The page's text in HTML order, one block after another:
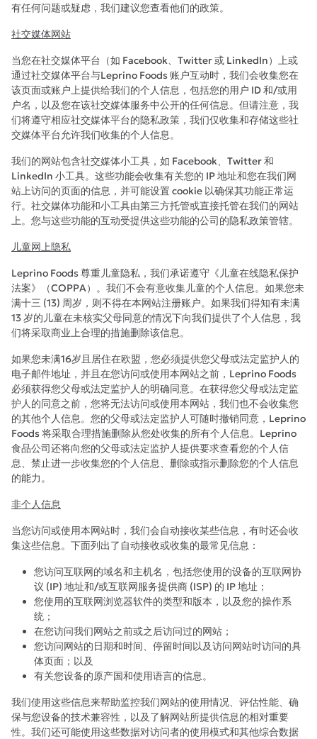
有任何问题或疑虑，我们建议您查看他们的政策。
社交媒体网站
当您在社交媒体平台（如 Facebook、Twitter 或 LinkedIn）上或
通过社交媒体平台与Leprino Foods 账户互动时，我们会收集您在
该页面或账户上提供给我们的个人信息，包括您的用户 ID 和/或用
户名，以及您在该社交媒体服务中公开的任何信息。但请注意，我
们将遵守相应社交媒体平台的隐私政策，我们仅收集和存储这些社
交媒体平台允许我们收集的个人信息。
我们的网站包含社交媒体小工具，如 Facebook、Twitter 和
LinkedIn 小工具。这些功能会收集有关您的 IP 地址和您在我们网
站上访问的页面的信息，并可能设置 cookie 以确保其功能正常运
行。社交媒体功能和小工具由第三方托管或直接托管在我们的网站
上。您与这些功能的互动受提供这些功能的公司的隐私政策管辖。
儿童网上隐私
Leprino Foods 尊重儿童隐私，我们承诺遵守《儿童在线隐私保护
法案》（COPPA）。我们不会有意收集儿童的个人信息。如果您未
满十三 (13) 周岁，则不得在本网站注册账户。如果我们得知有未满
13 岁的儿童在未核实父母同意的情况下向我们提供了个人信息，我
们将采取商业上合理的措施删除该信息。
如果您未满16岁且居住在欧盟，您必须提供您父母或法定监护人的
电子邮件地址，并且在您访问或使用本网站之前，Leprino Foods
必须获得您父母或法定监护人的明确同意。在获得您父母或法定监
护人的同意之前，您将无法访问或使用本网站，我们也不会收集您
的其他个人信息。您的父母或法定监护人可随时撤销同意，Leprino
Foods 将采取合理措施删除从您处收集的所有个人信息。Leprino
食品公司还将向您的父母或法定监护人提供要求查看您的个人信
息、禁止进一步收集您的个人信息、删除或指示删除您的个人信息
的能力。
非个人信息
当您访问或使用本网站时，我们会自动接收某些信息，有时还会收
集这些信息。下面列出了自动接收或收集的最常见信息：
您访问互联网的域名和主机名，包括您使用的设备的互联网协
议 (IP) 地址和/或互联网服务提供商 (ISP) 的 IP 地址；
您使用的互联网浏览器软件的类型和版本，以及您的操作系
统；
在您访问我们网站之前或之后访问过的网站；
您访问网站的日期和时间、停留时间以及访问网站时访问的具
体页面；以及
有关您设备的原产国和使用语言的信息。
我们使用这些信息来帮助监控我们网站的使用情况、评估性能、确
保与您设备的技术兼容性，以及了解网站所提供信息的相对重要
性。我们还可能使用这些数据对访问者的使用模式和其他综合数据